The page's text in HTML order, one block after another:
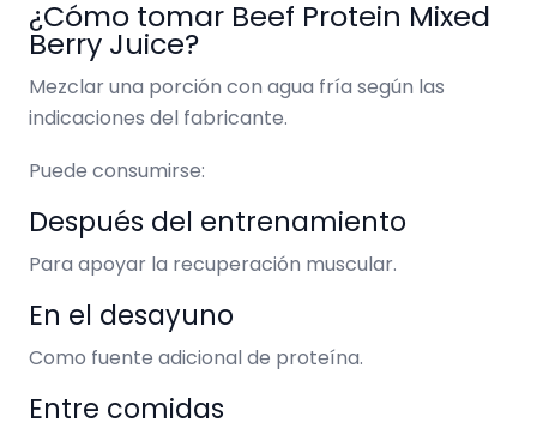
¿Cómo tomar Beef Protein Mixed
Berry Juice?
Mezclar una porción con agua fría según las
indicaciones del fabricante.
Puede consumirse:
Después del entrenamiento
Para apoyar la recuperación muscular.
En el desayuno
Como fuente adicional de proteína.
Entre comidas